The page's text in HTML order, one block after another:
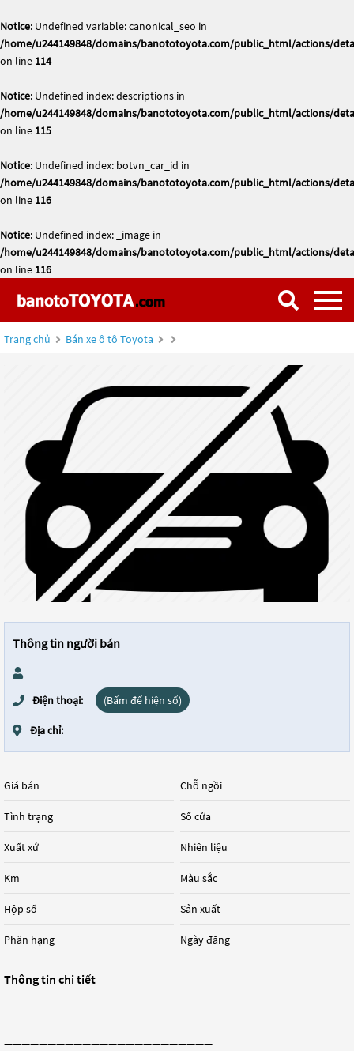
Notice: Undefined variable: canonical_seo in
/home/u244149848/domains/banototoyota.com/public_html/actions/
on line 114
Notice: Undefined index: descriptions in
/home/u244149848/domains/banototoyota.com/public_html/actions/
on line 115
Notice: Undefined index: botvn_car_id in
/home/u244149848/domains/banototoyota.com/public_html/actions/
on line 116
Notice: Undefined index: _image in
/home/u244149848/domains/banototoyota.com/public_html/actions/
on line 116
Trang chủ Bán xe ô tô Toyota
Thông tin người bán
Điện thoại: (Bấm để hiện số)
Địa chỉ:
Giá bán
Tình trạng
Xuất xứ
Km
Hộp số
Phân hạng
Chỗ ngồi
Số cửa
Nhiên liệu
Màu sắc
Sản xuất
Ngày đăng
Thông tin chi tiết
————————————————————————